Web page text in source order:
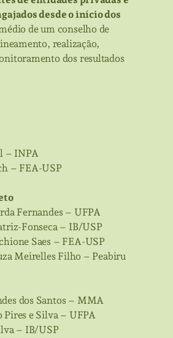
desde o início dos
de um conselho de
realização,
dos resultados
– INPA
– FEA-USP
Fernandes – UFPA
Fonseca – IB/USP
Saes – FEA-USP
Meirelles Filho – Peabiru
dos Santos – MMA
Pires e Silva – UFPA
– IB/USP